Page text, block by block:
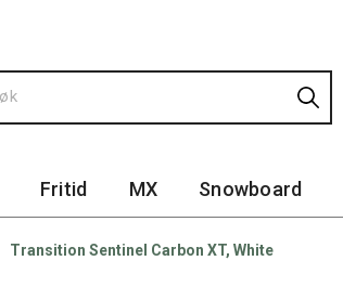
Fritid MX Snowboard
Transition Sentinel Carbon XT, White